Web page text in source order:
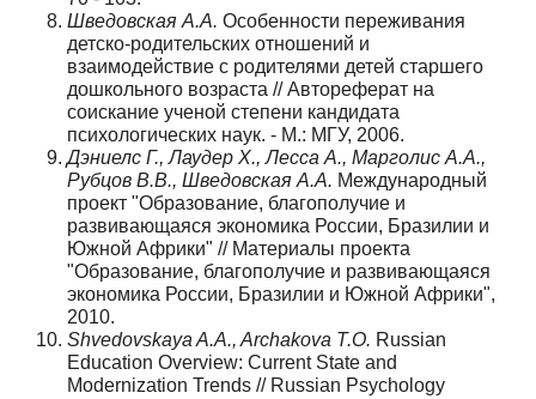
Шведовская А.А. Особенности переживания
детско-родительских отношений и
взаимодействие с родителями детей старшего
дошкольного возраста // Автореферат на
соискание ученой степени кандидата
психологических наук. - М.: МГУ, 2006.
Дэниелс Г., Лаудер Х., Лесса А., Марголис А.А.,
Рубцов В.В., Шведовская А.А. Международный
проект "Образование, благополучие и
развивающаяся экономика России, Бразилии и
Южной Африки" // Материалы проекта
"Образование, благополучие и развивающаяся
экономика России, Бразилии и Южной Африки",
2010.
Shvedovskaya A.A., Archakova T.O. Russian
Education Overview: Current State and
Modernization Trends // Russian Psychology